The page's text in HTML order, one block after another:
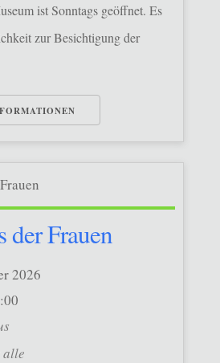
ist Sonntags geöffnet. Es
zur Besichtigung der
der Frauen
2026
alle